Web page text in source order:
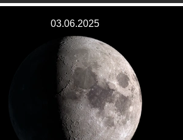
03.06.2025